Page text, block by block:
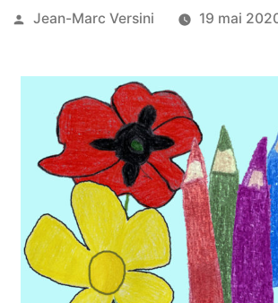
Jean-Marc Versini 19 mai